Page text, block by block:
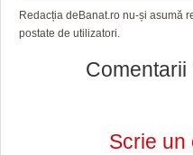
Redacția deBanat.ro nu-și asumă
postate de utilizatori.
Scrie un